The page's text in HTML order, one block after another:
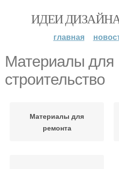
ИДЕИ
главная
Материалы для
строительство
Материалы для
ремонта